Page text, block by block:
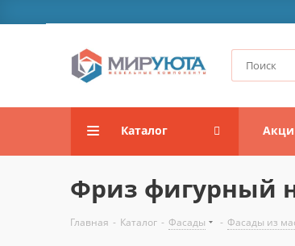
Каталог
Фриз фигурный
Главная - Каталог - Фасады - Фасады из